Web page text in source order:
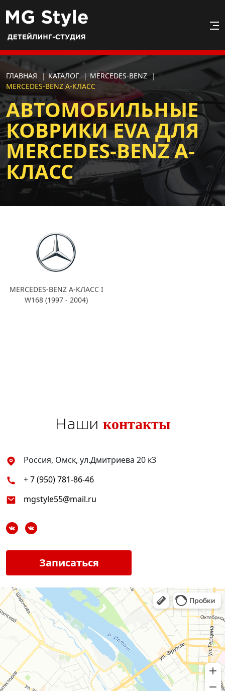
ГЛАВНАЯ | КАТАЛОГ | MERCEDES-BENZ |
MERCEDES-BENZ A-КЛАСС
АВТОМОБИЛЬНЫЕ
КОВРИКИ EVA ДЛЯ
MERCEDES-BENZ A-
КЛАСС
MERCEDES-BENZ A-КЛАСС I
W168 (1997 - 2004)
Наши контакты
Россия, Омск, ул.Дмитриева 20 к3
+ 7 (950) 781-86-46
mgstyle55@mail.ru
Записаться